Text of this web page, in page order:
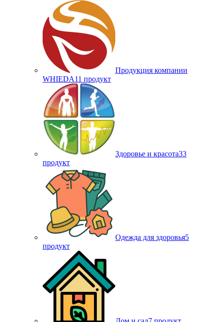
Продукция компании
WHIEDA11 продукт
Здоровье и красота33
продукт
Одежда для здоровья5
продукт